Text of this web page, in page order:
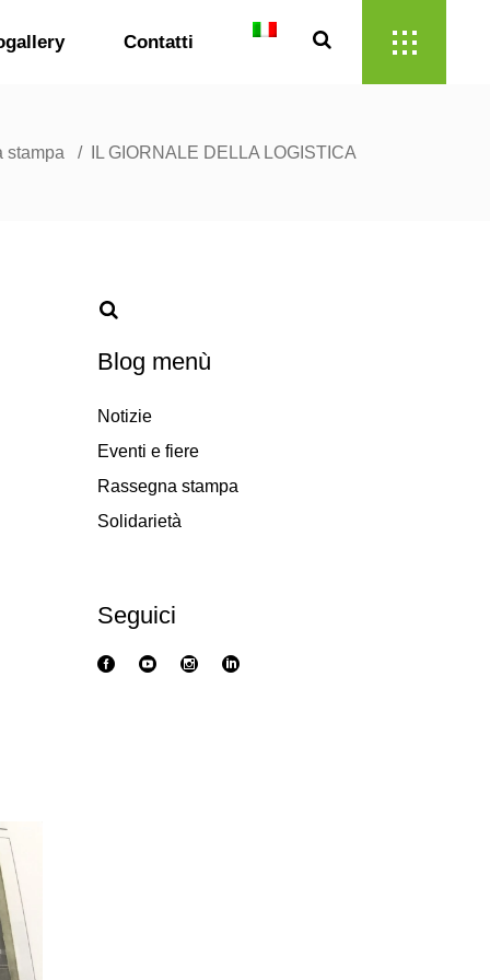
Contatti
stampa / IL GIORNALE DELLA LOGISTICA
Blog menù
Notizie
Eventi e fiere
Rassegna stampa
Solidarietà
Seguici